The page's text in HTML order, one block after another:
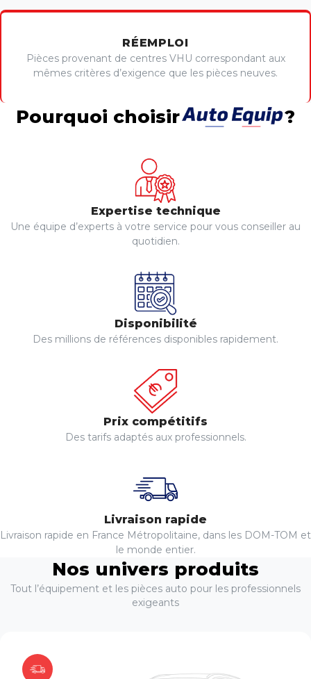
RÉEMPLOI
Pièces provenant de centres VHU correspondant aux
mêmes critères d’exigence que les pièces neuves.
Pourquoi choisir ?
Expertise technique
Une équipe d’experts à votre service pour vous conseiller au
quotidien.
Disponibilité
Des millions de références disponibles rapidement.
Prix compétitifs
Des tarifs adaptés aux professionnels.
Livraison rapide
Livraison rapide en France Métropolitaine, dans les DOM-TOM et
le monde entier.
Nos univers produits
Tout l’équipement et les pièces auto pour les professionnels
exigeants